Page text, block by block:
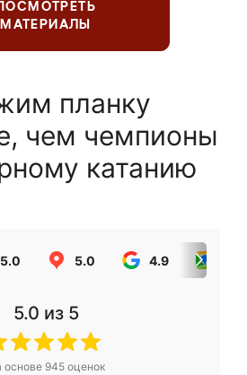
ПОСМОТРЕТЬ
МАТЕРИАЛЫ
планку
чем чемпионы
катанию
5.0 5.0 4.9
5.0 из 5
основе 945оценок